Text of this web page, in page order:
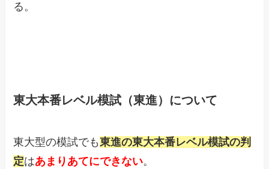
る。
東大本番レベル模試（東進）について
東大型の模試でも東進の東大本番レベル模試の判
定はあまりあてにできない。